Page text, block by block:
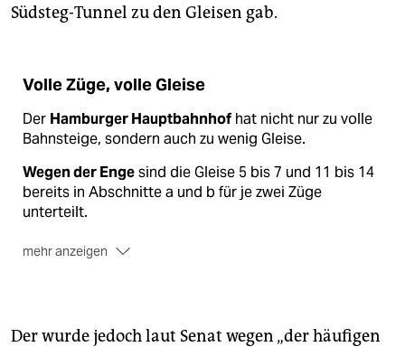
Südsteg-Tunnel zu den Gleisen gab.
Volle Züge, volle Gleise​
Der Hamburger Hauptbahnhofhat nicht nur zu volle
Bahnsteige, sondern auch zu wenig Gleise.
Wegen der Engesind die Gleise 5 bis 7 und 11 bis 14
bereits in Abschnitte a und b für je zwei Züge
unterteilt.
mehr anzeigen
werden nur für Durchfahrten genutzt.
Der wurde jedoch laut Senat wegen „der häufigen